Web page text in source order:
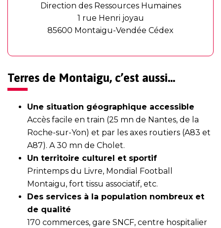
Direction des Ressources Humaines
1 rue Henri joyau
85600 Montaigu-Vendée Cédex
Terres de Montaigu, c’est aussi…
Une situation géographique accessible
Accès facile en train (25 mn de Nantes, de la
Roche-sur-Yon) et par les axes routiers (A83 et
A87). A 30 mn de Cholet.
Un territoire culturel et sportif
Printemps du Livre, Mondial Football
Montaigu, fort tissu associatif, etc.
Des services à la population nombreux et
de qualité
170 commerces, gare SNCF, centre hospitalier